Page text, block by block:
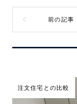
注文住宅との比較